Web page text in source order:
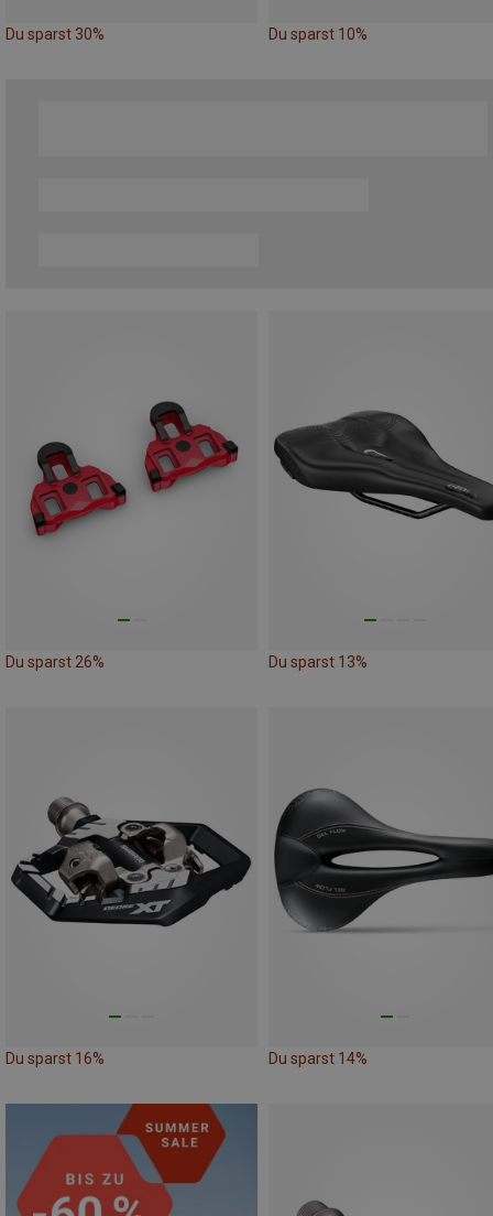
Du sparst 30% Du sparst 10%
Du sparst 26% Du sparst 13%
Du sparst 16% Du sparst 14%